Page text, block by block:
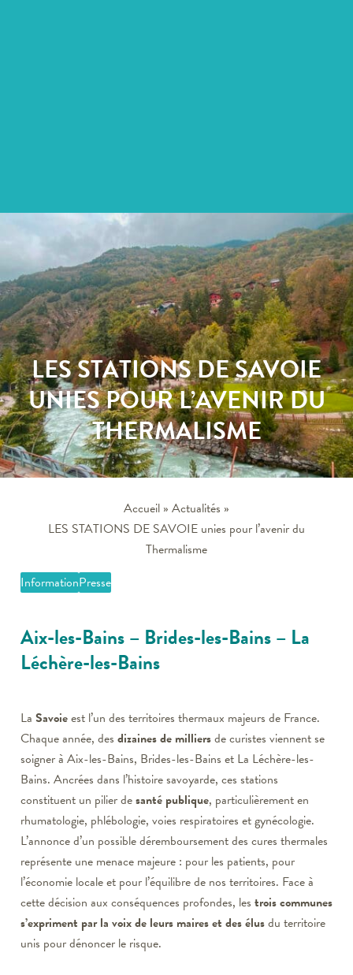
LES STATIONS DE SAVOIE
UNIES POUR L’AVENIR DU
THERMALISME
Accueil » Actualités »
LES STATIONS DE SAVOIE unies pour l’avenir du
Thermalisme
InformationPresse
Aix-les-Bains – Brides-les-Bains – La
Léchère-les-Bains
La Savoieest l’un des territoires thermaux majeurs de France.
Chaque année, des dizaines de milliersde curistes viennent se
soigner à Aix-les-Bains, Brides-les-Bains et La Léchère-les-
Bains. Ancrées dans l’histoire savoyarde, ces stations
constituent un pilier desanté publique, particulièrement en
rhumatologie, phlébologie, voies respiratoires et gynécologie.
L’annonce d’un possible déremboursement des cures thermales
représente une menace majeure : pour les patients, pour
l’économie locale et pour l’équilibre de nos territoires. Face à
cette décision aux conséquences profondes, les trois communes
s’expriment par la voix de leurs maires et des élusdu territoire
unis pour dénoncer le risque.